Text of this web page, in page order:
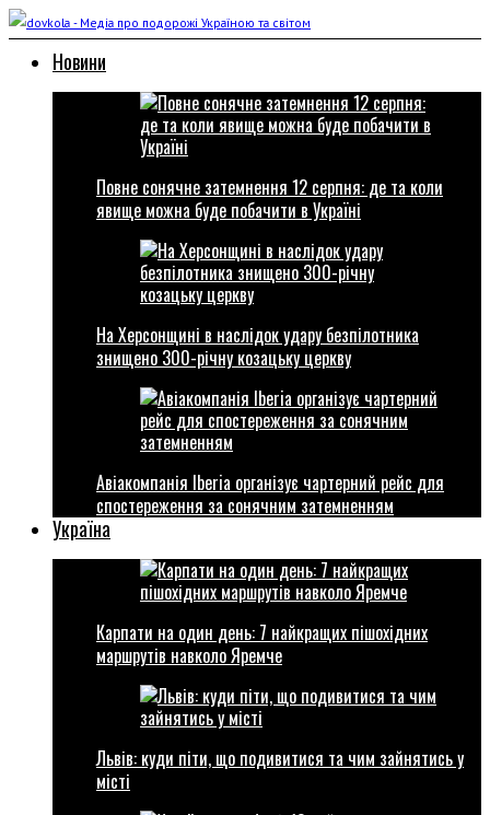
Новини
Повне сонячне затемнення 12 серпня: де та коли
явище можна буде побачити в Україні
На Херсонщині в наслідок удару безпілотника
знищено 300-річну козацьку церкву
Авіакомпанія Iberia організує чартерний рейс для
спостереження за сонячним затемненням
Україна
Карпати на один день: 7 найкращих пішохідних
маршрутів навколо Яремче
Львів: куди піти, що подивитися та чим зайнятись у
місті